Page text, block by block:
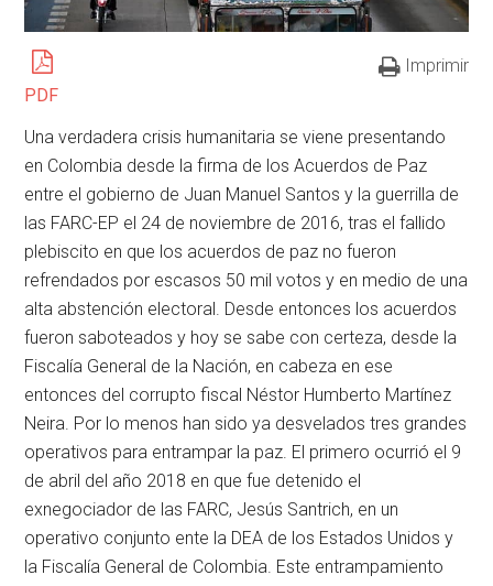
PDF
Imprimir
Una verdadera crisis humanitaria se viene presentando
en Colombia desde la firma de los Acuerdos de Paz
entre el gobierno de Juan Manuel Santos y la guerrilla de
las FARC-EP el 24 de noviembre de 2016, tras el fallido
plebiscito en que los acuerdos de paz no fueron
refrendados por escasos 50 mil votos y en medio de una
alta abstención electoral. Desde entonces los acuerdos
fueron saboteados y hoy se sabe con certeza, desde la
Fiscalía General de la Nación, en cabeza en ese
entonces del corrupto fiscal Néstor Humberto Martínez
Neira. Por lo menos han sido ya desvelados tres grandes
operativos para entrampar la paz. El primero ocurrió el 9
de abril del año 2018 en que fue detenido el
exnegociador de las FARC, Jesús Santrich, en un
operativo conjunto ente la DEA de los Estados Unidos y
la Fiscalía General de Colombia. Este entrampamiento